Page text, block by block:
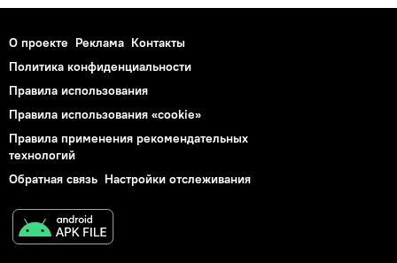
О проекте Реклама Контакты
Политика конфиденциальности
Правила использования
Правила использования «cookie»
Правила применения рекомендательных
технологий
Обратная связь Настройки отслеживания